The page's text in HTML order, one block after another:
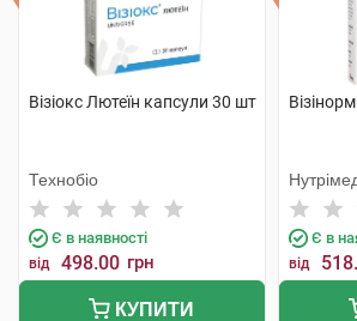
Візіокс Лютеїн капсули 30 шт
Технобіо
Є в наявності
від 498.00 грн
КУПИТИ
Є в
від